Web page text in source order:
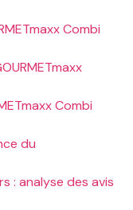
Combi
Combi
du
: analyse des avis